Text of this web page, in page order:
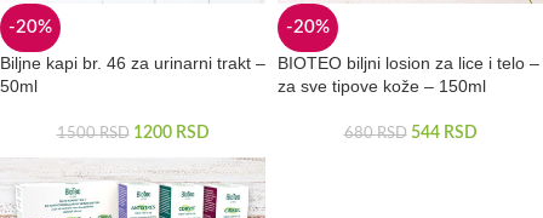
-20%
Biljne kapi br. 46 za urinarni trakt –
50ml
1500RSD 1200 RSD
-20%
BIOTEO biljni losion za lice i telo –
za sve tipove kože – 150ml
680RSD 544 RSD